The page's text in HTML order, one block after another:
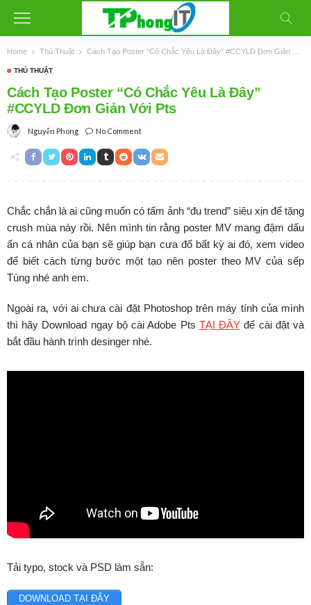
Home Thủ Thuật Cách Tạo Poster “Có Chắc Yêu Là Đây” #CCYLD Đơn Giản Với Pts
THỦ THUẬT
Cách Tạo Poster “Có Chắc Yêu Là Đây”
#CCYLD Đơn Giản Với Pts
Nguyễn Phong No Comment
Chắc chắn là ai cũng muốn có tấm ảnh “đu trend” siêu xịn để tặng
crush mùa này rồi. Nên mình tin rằng poster MV mang đậm dấu
ấn cá nhân của bạn sẽ giúp bạn cưa đổ bất kỳ ai đó, xem video
để biết cách từng bước một tạo nên poster theo MV của sếp
Tùng nhé anh em.
Ngoài ra, với ai chưa cài đặt Photoshop trên máy tính của mình
thì hãy Download ngay bộ cài Adobe Pts TẠI ĐÂY để cài đặt và
bắt đầu hành trình desinger nhé.
Tải typo, stock và PSD làm sẵn:
DOWNLOAD TẠI ĐÂY